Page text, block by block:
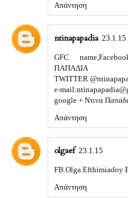
Απάντηση
ntinapapadia 23.1.15
GFC
ΠΑΠΑΔΙΑ
TWITTER
e-
google + Ντινα
Απάντηση
olgaef 23.1.15
FB.Olga Efthimiadoy
Απάντηση